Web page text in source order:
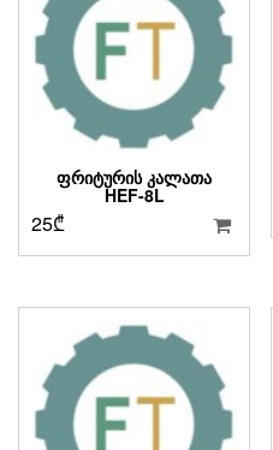
ᲤᲠᲘᲢᲣᲠᲘᲡ ᲙᲐᲚᲐᲗᲐ
HEF-8L
25₾